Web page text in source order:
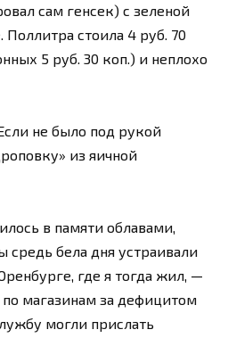
сам генсек) с зеленой
стоила 4 руб. 70
5 руб. 30 коп.) и неплохо
не было под рукой
из яичной
в памяти облавами,
бела дня устраивали
где я тогда жил, —
магазинам за дефицитом
могли прислать